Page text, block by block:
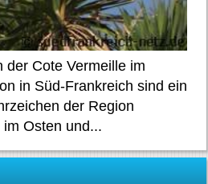
der Cote Vermeille im
in Süd-Frankreich sind ein
der Region
Osten und...